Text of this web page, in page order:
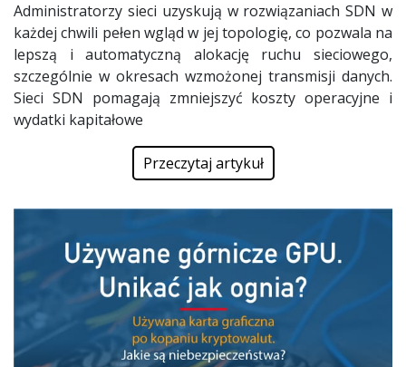
Administratorzy sieci uzyskują w rozwiązaniach SDN w
każdej chwili pełen wgląd w jej topologię, co pozwala na
lepszą i automatyczną alokację ruchu sieciowego,
szczególnie w okresach wzmożonej transmisji danych.
Sieci SDN pomagają zmniejszyć koszty operacyjne i
wydatki kapitałowe
Przeczytaj artykuł